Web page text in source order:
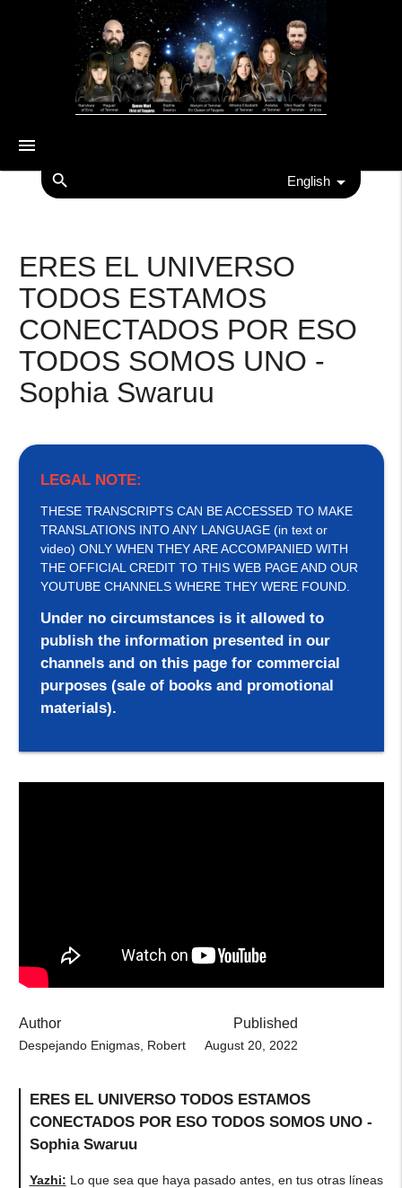
menu
search English
ERES EL UNIVERSO
TODOS ESTAMOS
CONECTADOS POR ESO
TODOS SOMOS UNO -
Sophia Swaruu
LEGAL NOTE:
THESE TRANSCRIPTS CAN BE ACCESSED TO MAKE
TRANSLATIONS INTO ANY LANGUAGE (in text or
video) ONLY WHEN THEY ARE ACCOMPANIED WITH
THE OFFICIAL CREDIT TO THIS WEB PAGE AND OUR
YOUTUBE CHANNELS WHERE THEY WERE FOUND.
Under no circumstances is it allowed to
publish the information presented in our
channels and on this page for commercial
purposes (sale of books and promotional
materials).
Author
Despejando Enigmas, Robert
Published
August 20, 2022
ERES EL UNIVERSO TODOS ESTAMOS
CONECTADOS POR ESO TODOS SOMOS UNO -
Sophia Swaruu
Yazhi: Lo que sea que haya pasado antes, en tus otras líneas